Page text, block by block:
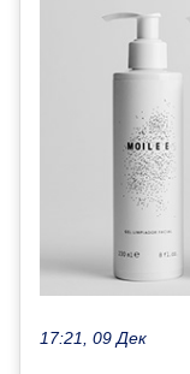
17:21, 09 Дек